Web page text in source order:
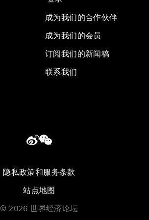
成为我们的合作伙伴
成为我们的会员
订阅我们的新闻稿
联系我们
隐私政策和服务条款
站点地图
© 2026 世界经济论坛